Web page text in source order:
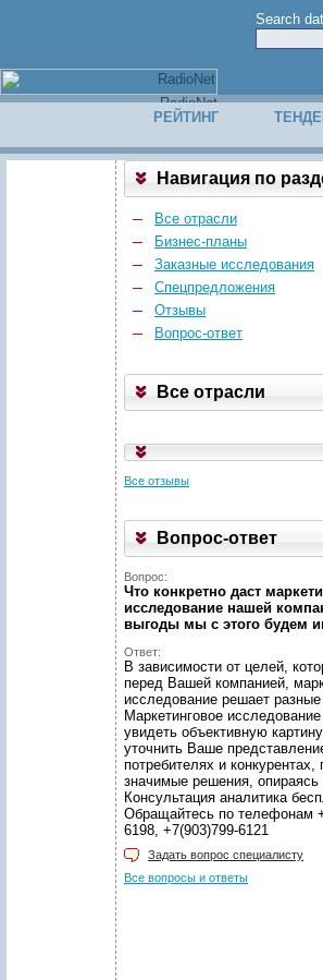
Search
РЕЙТИНГ
Навигация по
Все отрасли
Бизнес-планы
Заказные исследования
Спецпредложения
Отзывы
Вопрос-ответ
Все отрасли
Все отзывы
Вопрос-ответ
Вопрос:
Что конкретно даст
исследование нашей
выгоды мы c этого будем
Ответ:
В зависимости от целей,
перед Вашей компанией,
исследование решает разные
Маркетинговое
увидеть объективную
уточнить Ваше
потребителях и конкурентах,
значимые решения,
Консультация аналитика
Обращайтесь по телефонам
6198, +7(903)799-6121
Задать вопрос специалисту
Все вопросы и ответы